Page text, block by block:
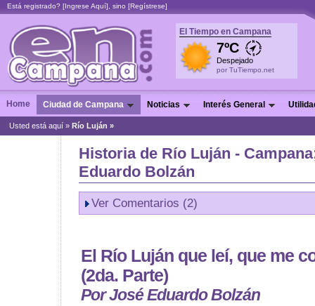
Está registrado? [Ingrese Aquí], sino [Regístrese]
El Tiempo en Campana
7ºC
Despejado
por TuTiempo.net
Home Ciudad de Campana Noticias Interés General
Usted está aquí » Río Luján »
Historia de Río Luján -
Eduardo Bolzán
Ver Comentarios (2)
El Río Luján que leí, que me
(2da. Parte)
Por José Eduardo Bolzán